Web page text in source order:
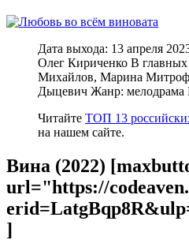
Дата выхода: 13 апреля
Олег Кириченко В
Михайлов, Марина
Дыцевич Жанр: мелодрама
Читайте ТОП 13
на нашем сайте.
Вина (2022)
url="https://
]